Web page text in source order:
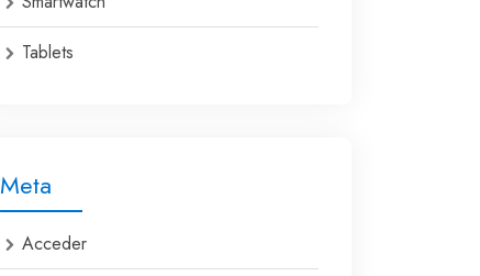
Tablets
Meta
Acceder